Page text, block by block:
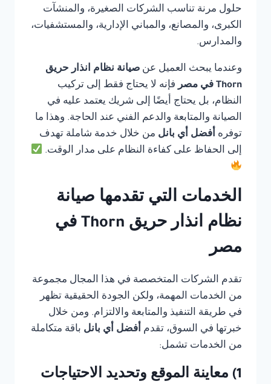
حلول مرنة تناسب الشركات الصغيرة، والمنشآت
الكبرى، والمصانع، والمباني الإدارية، والمستشفيات،
والمدارس.
وعندما يبحث العميل عن صيانة نظام انذار حريق
Thorn في مصر
فإنه لا يحتاج فقط إلى تركيب
النظام، بل يحتاج أيضًا إلى شريك يعتمد عليه في
الصيانة والمتابعة والدعم الفني عند الحاجة. وهذا ما
توفره أفضل أي بانل من خلال خدمة شاملة تهدف
إلى الحفاظ على كفاءة النظام على مدار الوقت.
الخدمات التي تقدمها صيانة
نظام انذار حريق Thorn في
مصر
تقدم الشركات المتخصصة في هذا المجال مجموعة
من الخدمات المهمة، ولكن الجودة الحقيقية تظهر
في طريقة التنفيذ والمتابعة والالتزام. ومن خلال
خبرتها في السوق، تقدم أفضل أي بانل باقة متكاملة
من الخدمات تشمل:
1) معاينة الموقع وتحديد الاحتياجات